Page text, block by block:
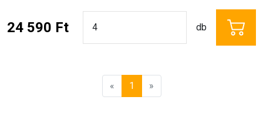
24 590 Ft db
« 1 »